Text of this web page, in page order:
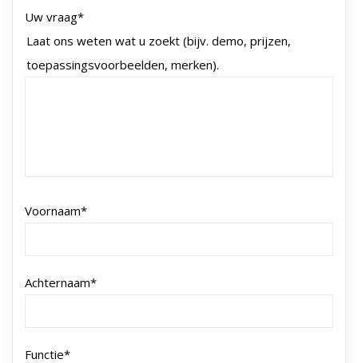
Uw vraag*
Laat ons weten wat u zoekt (bijv. demo, prijzen,
toepassingsvoorbeelden, merken).
Voornaam*
Achternaam*
Functie*